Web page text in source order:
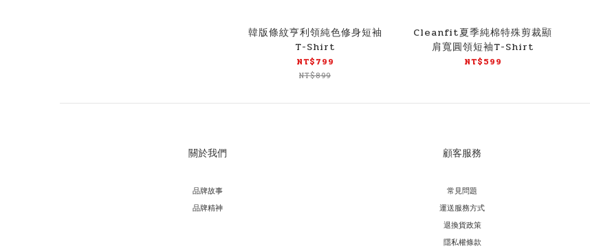
韓版條紋亨利領純色修身短袖
T-Shirt
NT$799
NT$899
Cleanfit夏季純棉特殊剪裁顯
肩寬圓領短袖T-Shirt
NT$599
關於我們
品牌故事
品牌精神
顧客服務
常見問題
運送服務方式
退換貨政策
隱私權條款